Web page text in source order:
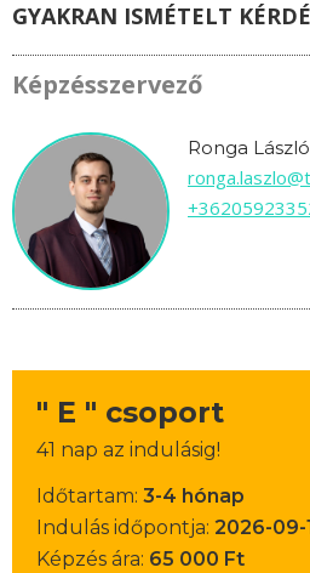
GYAKRAN ISMÉTELT
Képzésszervező
Ronga László
" E " csoport
41 nap az indulásig!
Időtartam: 3-4 hónap
Indulás időpontja: 2026-09-
Képzés ára: 65 000 Ft